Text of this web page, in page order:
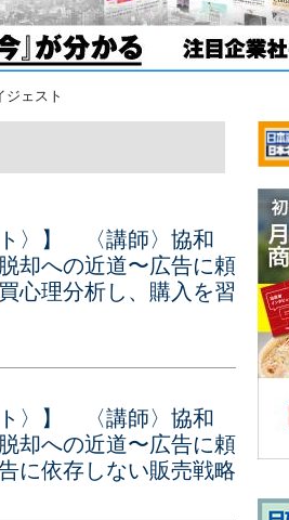
ジェスト
ト〉】 〈講師〉協和
却への近道〜広告に頼
理分析し、購入を習
ト〉】 〈講師〉協和
却への近道〜広告に頼
依存しない販売戦略